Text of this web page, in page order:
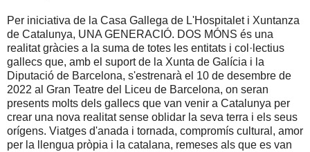
Per iniciativa de la Casa Gallega de L'Hospitalet i Xuntanza
de Catalunya, UNA GENERACIÓ. DOS MÓNS és una
realitat gràcies a la suma de totes les entitats i col·lectius
gallecs que, amb el suport de la Xunta de Galícia i la
Diputació de Barcelona, s'estrenarà el 10 de desembre de
2022 al Gran Teatre del Liceu de Barcelona, on seran
presents molts dels gallecs que van venir a Catalunya per
crear una nova realitat sense oblidar la seva terra i els seus
orígens. Viatges d'anada i tornada, compromís cultural, amor
per la llengua pròpia i la catalana, remeses als que es van